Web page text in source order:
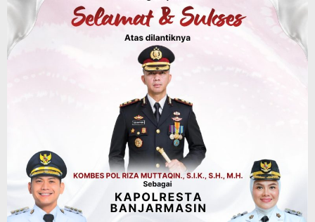
Headline
Polres Banjarbaru Selidiki Penyebab
Karhutla di Cempaka, Pemilik Lahan
Mulai Dimintai Keterangan
Jalan Lingkar Selatan Banjarbaru
Hubungkan Daerah Palam, Guntung
Manggis, hingga Batibati, Target Urai
Kemacetan dan Buka Kawasan Baru